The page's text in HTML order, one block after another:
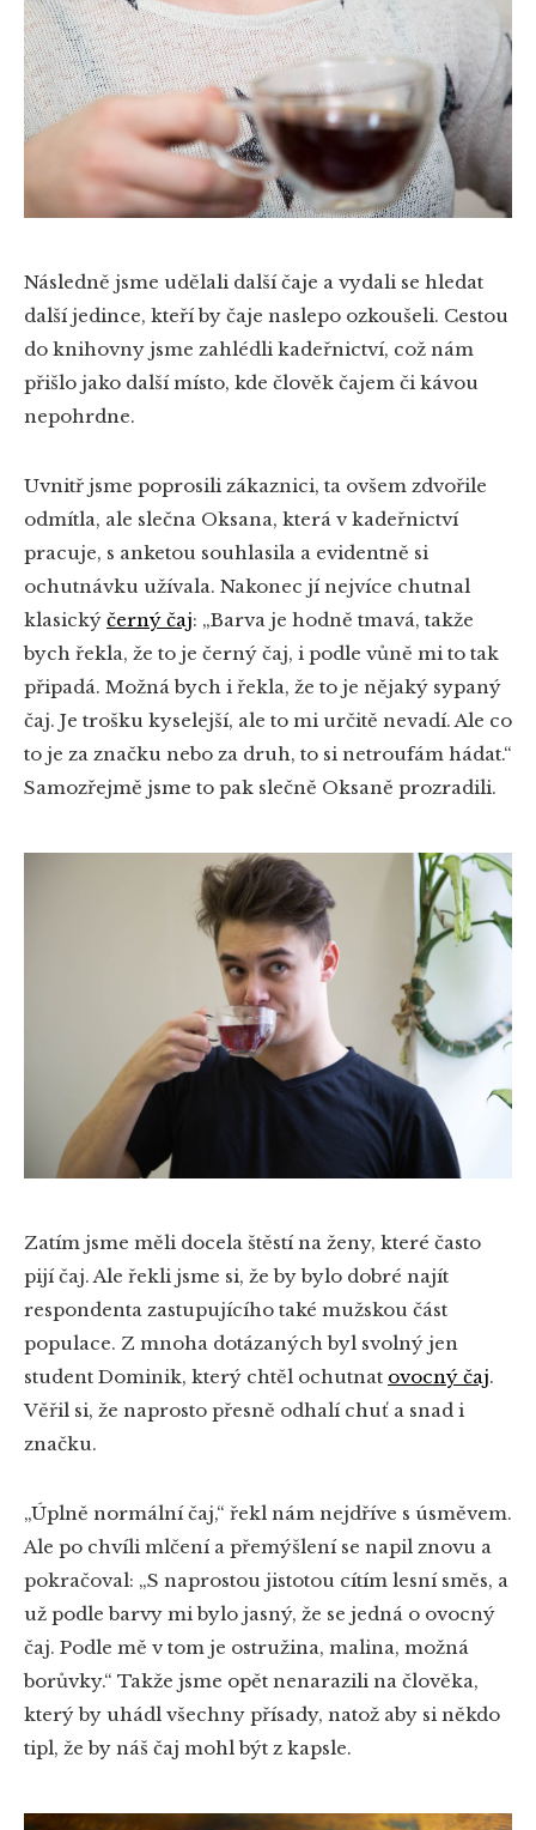
Následně jsme udělali další čaje a vydali se hledat
další jedince, kteří by čaje naslepo ozkoušeli. Cestou
do knihovny jsme zahlédli kadeřnictví, což nám
přišlo jako další místo, kde člověk čajem či kávou
nepohrdne.
Uvnitř jsme poprosili zákaznici, ta ovšem zdvořile
odmítla, ale slečna Oksana, která v kadeřnictví
pracuje, s anketou souhlasila a evidentně si
ochutnávku užívala. Nakonec jí nejvíce chutnal
klasický černý čaj: „Barva je hodně tmavá, takže
bych řekla, že to je černý čaj, i podle vůně mi to tak
připadá. Možná bych i řekla, že to je nějaký sypaný
čaj. Je trošku kyselejší, ale to mi určitě nevadí. Ale co
to je za značku nebo za druh, to si netroufám hádat.“
Samozřejmě jsme to pak slečně Oksaně prozradili.
Zatím jsme měli docela štěstí na ženy, které často
pijí čaj. Ale řekli jsme si, že by bylo dobré najít
respondenta zastupujícího také mužskou část
populace. Z mnoha dotázaných byl svolný jen
student Dominik, který chtěl ochutnat ovocný čaj.
Věřil si, že naprosto přesně odhalí chuť a snad i
značku.
„Úplně normální čaj,“ řekl nám nejdříve s úsměvem.
Ale po chvíli mlčení a přemýšlení se napil znovu a
pokračoval: „S naprostou jistotou cítím lesní směs, a
už podle barvy mi bylo jasný, že se jedná o ovocný
čaj. Podle mě v tom je ostružina, malina, možná
borůvky.“ Takže jsme opět nenarazili na člověka,
který by uhádl všechny přísady, natož aby si někdo
tipl, že by náš čaj mohl být z kapsle.